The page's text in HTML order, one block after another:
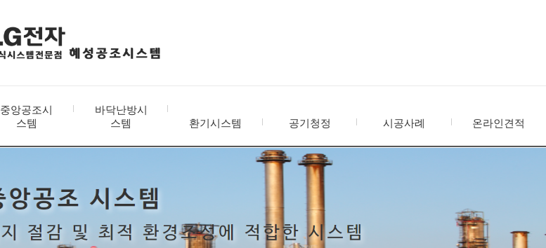
중앙공조시
스템
바닥난방시
스템
환기시스템 공기청정 시공사례 온라인견적